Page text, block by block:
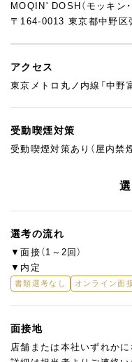
MOQIN' DOSH（モッキン
〒164-0013 東京都中野区
アクセス
東京メトロ丸ノ内線「中野
受動喫煙対策
受動喫煙対策あり（屋内禁煙
選考の流れ
▼面接（1～2回）
▼内定
書類選考なし オンライン面
面接地
店舗または本社いずれかに